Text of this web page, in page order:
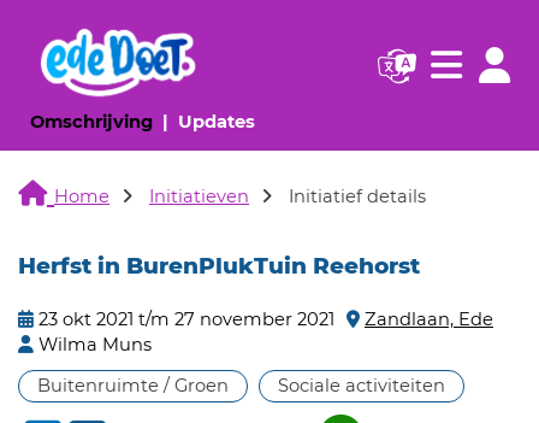
Omschrijving(huidige pagina)
Updates(huidige pagina)
Navigatie
Home Initiatieven Initiatief details
Herfst in BurenPlukTuin Reehorst
23 okt 2021 t/m 27 november 2021
Zandlaan, Ede
Wilma Muns
Buitenruimte / Groen
Sociale activiteiten